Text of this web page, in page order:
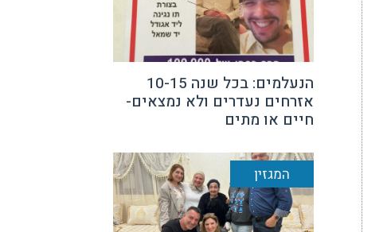
הנעלמים: בכל שנה 10-15
אזרחים נעדרים ולא נמצאים-
חיים או מתים
המגזין